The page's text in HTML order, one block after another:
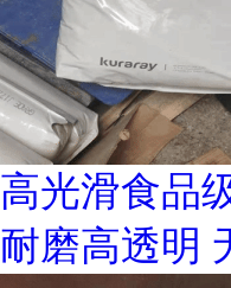
高光滑食品
耐磨高透明